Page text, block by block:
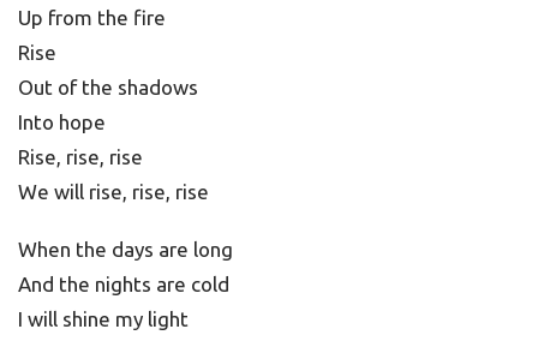
Up from the fire
Rise
Out of the shadows
Into hope
Rise, rise, rise
We will rise, rise, rise
When the days are long
And the nights are cold
I will shine my light